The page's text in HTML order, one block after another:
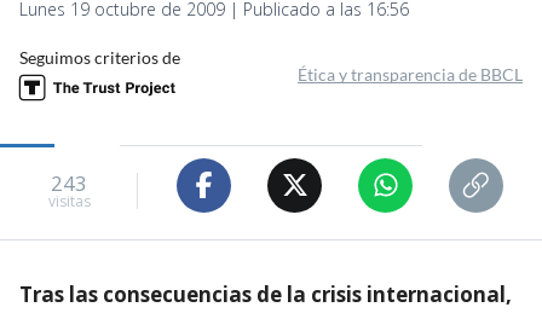
Lunes 19 octubre de 2009 | Publicado a las 16:56
Seguimos criterios de
Ética y transparencia de BBCL
243
visitas
Tras las consecuencias de la crisis internacional,